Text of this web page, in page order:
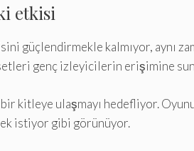
etkisi
güçlendirmekle kalmıyor, aynı
genç izleyicilerin erişimine
kitleye ulaşmayı hedefliyor.
istiyor gibi görünüyor.